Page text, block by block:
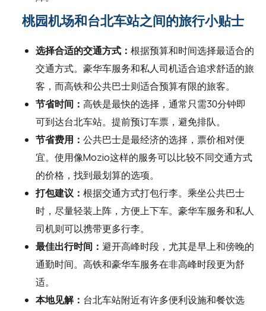
桃园机场和台北车站之间的旅行小贴士
选择合适的交通方式： 根据预算和时间选择最适合的
交通方式。豪华车服务和私人司机适合追求舒适的旅
客，而高铁和公共巴士则适合预算有限的旅客。
节省时间： 高铁是最快的选择，通常只需30分钟即
可到达台北车站。提前预订车票，避免排队。
节省费用： 公共巴士是最经济的选择，票价相对便
宜。使用像Mozio这样的服务可以比较不同交通方式
的价格，找到最划算的选项。
打包建议： 根据交通方式打包行李。乘坐公共巴士
时，尽量轻装上阵，方便上下车。豪华车服务和私人
司机则可以携带更多行李。
最佳出行时间： 避开高峰时段，尤其是早上和傍晚的
通勤时间。高铁和豪华车服务在非高峰时段更为舒
适。
本地见解： 台北车站附近有许多便利设施和餐饮选